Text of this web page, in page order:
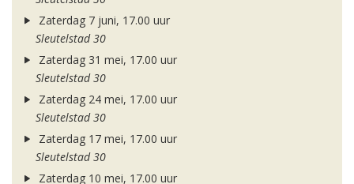
Zaterdag 7 juni, 17.00 uur
Sleutelstad 30
Zaterdag 31 mei, 17.00 uur
Sleutelstad 30
Zaterdag 24 mei, 17.00 uur
Sleutelstad 30
Zaterdag 17 mei, 17.00 uur
Sleutelstad 30
Zaterdag 10 mei, 17.00 uur